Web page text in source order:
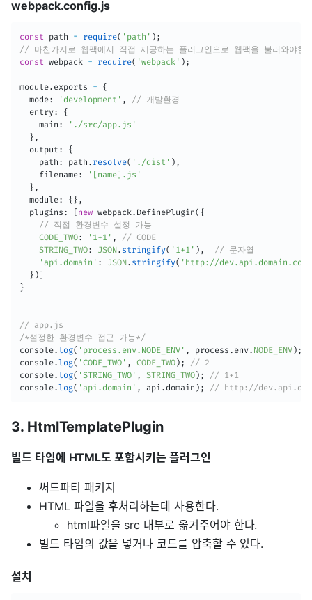
webpack.config.js
const path = require( 'path' ) ;
// 마찬가지로 웹팩에서 직접 제공하는 플러그인으로 웹팩을 불러와야한
const webpack = require( 'webpack' ) ;
module. exports =
{
  mode
: 'development' ,
// 개발환경
  entry
:
{
    main
:
'./src/app.js'
} ,
  output
:
{
    path
: path . resolve( './dist' ) ,
    filename
:
'[name].js'
} ,
  module
: {} ,
  plugins
: [new webpack . DefinePlugin( {
// 직접 환경변수 설정 가능
CODE_TWO: '1+1' ,
// CODE
STRING_TWO: JSON. stringify( '1+1' ) ,
// 문자열
'api.domain' : JSON. stringify( 'http://dev.api.domain.com'
} ) ]
}
// app.js
/*설정한 환경변수 접근 가능*/
console.log( 'process.env.NODE_ENV' , process . env. NODE_ENV) ;
console.log( 'CODE_TWO' , CODE_TWO) ;
// 2
console.log( 'STRING_TWO' , STRING_TWO) ;
// 1+1
console.log( 'api.domain' , api .domain ) ; // http://
3. HtmlTemplatePlugin
빌드 타임에 HTML도 포함시키는 플러그인
써드파티 패키지
HTML 파일을 후처리하는데 사용한다.
html파일을 src 내부로 옮겨주어야 한다.
빌드 타임의 값을 넣거나 코드를 압축할 수 있다.
설치